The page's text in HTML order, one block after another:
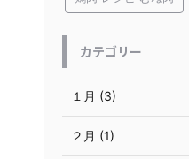
カテゴリー
１月 (3)
２月 (1)